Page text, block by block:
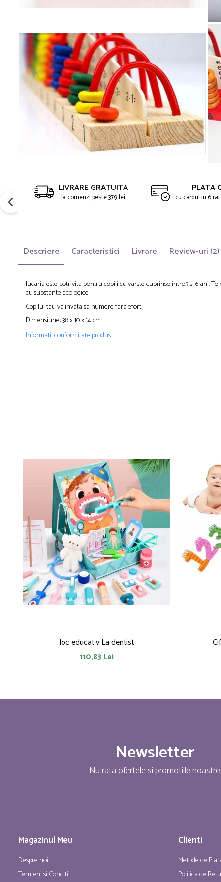
LIVRARE GRATUITA
la comenzi peste 379 lei
PLATA
cu cardul in 6
Descriere Caracteristici Livrare Review-uri (2)
Jucaria este potrivita pentru copiii cu varste cuprinse intre3 si 6 ani.
cu substante ecologice
Copilul tau va invata sa numere fara efort!
Dimensiune: 38 x 10 x 14 cm
Informatii conformitate produs
Joc educativ La dentist
110,83 Lei
Newsletter
Nu rata ofertele si promotiile noastre
Magazinul Meu
Despre noi
Termeni si Conditii
Clienti
Metode de
Politica de